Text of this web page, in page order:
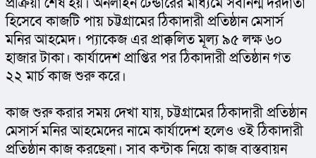
প্রক্রিয়া শেষ হয়। অনলাইন টেন্ডারের মাধ্যমে সর্বনিন্ম দরদাতা
হিসেবে কাজটি পায় চট্টগ্রামের ঠিকাদারী প্রতিষ্ঠান মেসার্স
মনির আহমেদ। প্যাকেজ এর প্রাক্কলিত মূল্য ৯৫ লক্ষ ৬০
হাজার টাকা। কার্যাদেশ প্রাপ্তির পর ঠিকাদারী প্রতিষ্ঠান গত
২২ মার্চ কাজ শুরু করে।
কাজ শুরু করার সময় দেখা যায়, চট্টগ্রামের ঠিকাদারী প্রতিষ্ঠান
মেসার্স মনির আহমেদের নামে কার্যাদেশ হলেও ওই ঠিকাদারী
প্রতিষ্ঠান কাজ করছেনা। সাব কন্টাক নিয়ে কাজ বাস্তবায়ন